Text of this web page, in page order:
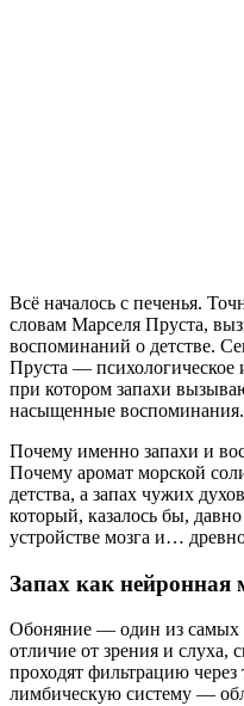
Всё началось с печенья.
словам Марселя Пруста,
воспоминаний о детстве.
Пруста — психологическое
при котором запахи
насыщенные воспоминания.
Почему именно запахи и
Почему аромат морской
детства, а запах чужих
который, казалось бы,
устройстве мозга и…
Запах как нейронная
Обоняние — один из самых
отличие от зрения и слуха,
проходят фильтрацию
лимбическую систему —